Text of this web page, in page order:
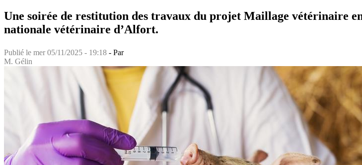
Une soirée de restitution des travaux du projet Maillage vétérinaire
nationale vétérinaire d’Alfort.
Publié le mer 05/11/2025 - 19:18 - Par
M. Gélin